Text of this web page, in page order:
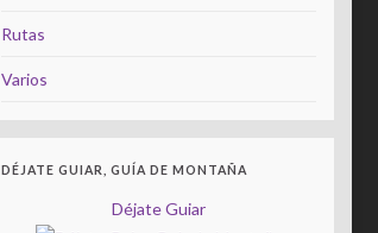
Rutas
Varios
DÉJATE GUIAR, GUÍA DE MONTAÑA
Déjate Guiar